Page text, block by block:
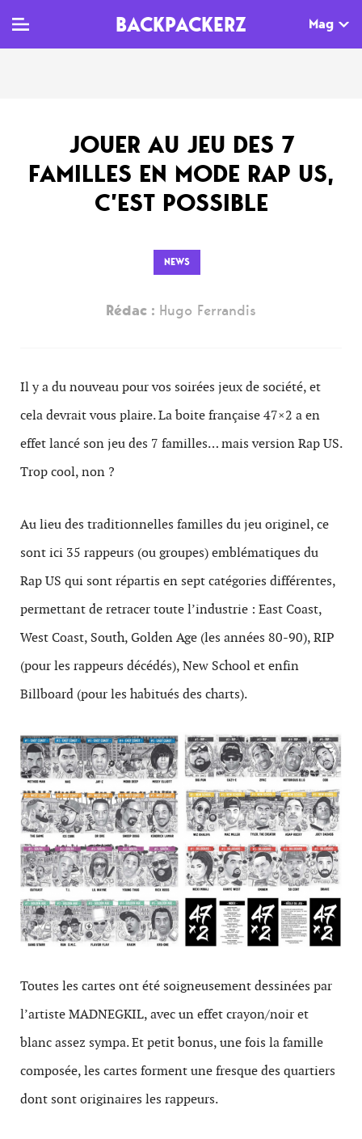
BACKPACKERZ Mag
Live
Documentaires
Dossiers
Tops
Interviews
Chroniques
Paris
Festivals
JOUER AU JEU DES 7
FAMILLES EN MODE RAP US,
C’EST POSSIBLE
NEWS
Rédac : Hugo Ferrandis
Il y a du nouveau pour vos soirées jeux de société, et
cela devrait vous plaire. La boite française 47×2 a en
effet lancé son jeu des 7 familles… mais version Rap US.
Trop cool, non ?
Au lieu des traditionnelles familles du jeu originel, ce
sont ici 35 rappeurs (ou groupes) emblématiques du
Rap US qui sont répartis en sept catégories différentes,
permettant de retracer toute l’industrie : East Coast,
West Coast, South, Golden Age (les années 80-90), RIP
(pour les rappeurs décédés), New School et enfin
Billboard (pour les habitués des charts).
Toutes les cartes ont été soigneusement dessinées par
l’artiste MADNEGKIL, avec un effet crayon/noir et
blanc assez sympa. Et petit bonus, une fois la famille
composée, les cartes forment une fresque des quartiers
dont sont originaires les rappeurs.